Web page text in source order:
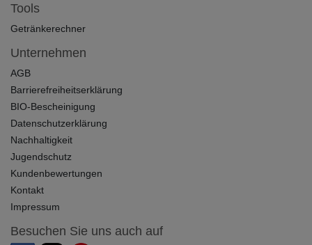
Tools
Getränkerechner
Unternehmen
AGB
Barrierefreiheitserklärung
BIO-Bescheinigung
Datenschutzerklärung
Nachhaltigkeit
Jugendschutz
Kundenbewertungen
Kontakt
Impressum
Besuchen Sie uns auch auf